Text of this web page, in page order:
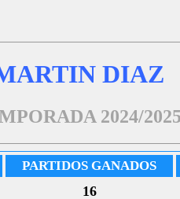
DIAZ
2024/
PARTIDOS GANADOS
16